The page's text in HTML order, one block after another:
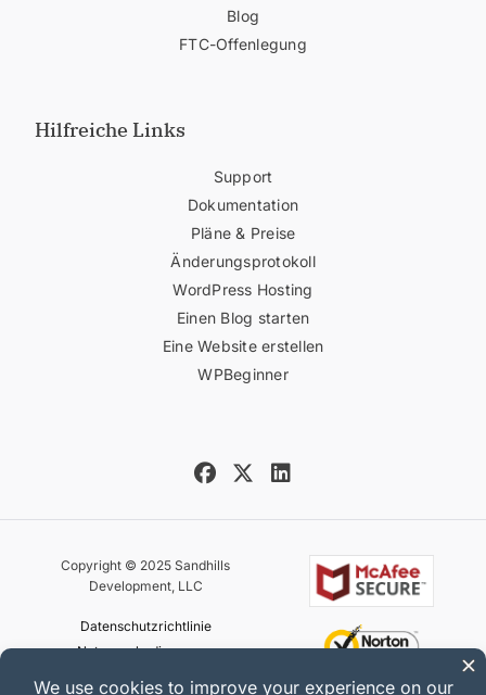
Blog
FTC-Offenlegung
Hilfreiche Links
Support
Dokumentation
Pläne & Preise
Änderungsprotokoll
WordPress Hosting
Einen Blog starten
Eine Website erstellen
WPBeginner
Copyright © 2025 Sandhills
Development, LLC
Datenschutzrichtlinie
Nutzungsbedingungen